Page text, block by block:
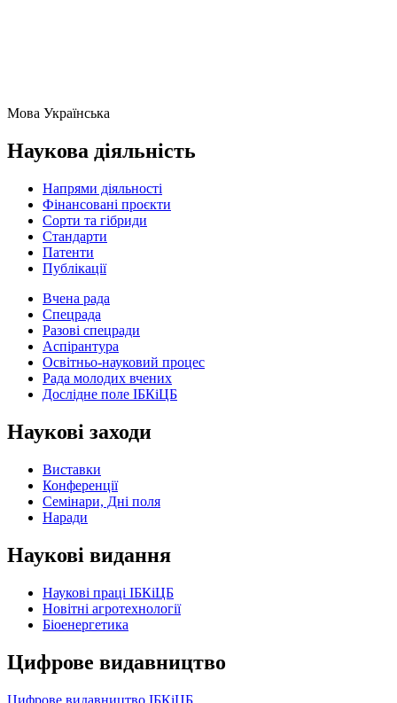
Мова Українська
Наукова діяльність
Напрями діяльності
Фінансовані проєкти
Сорти та гібриди
Стандарти
Патенти
Публікації
Вчена рада
Спецрада
Разові спецради
Аспірантура
Освітньо-науковий процес
Рада молодих вчених
Дослідне поле ІБКіЦБ
Наукові заходи
Виставки
Конференції
Семінари, Дні поля
Наради
Наукові видання
Наукові праці ІБКіЦБ
Новітні агротехнології
Бiоенергетика
Цифрове видавництво
Цифрове видавництво ІБКіЦБ